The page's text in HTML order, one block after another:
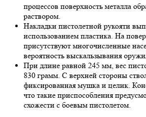
процессов поверхность металла
раствором.
Накладки пистолетной рукояти
использованием пластика. На
присутствуют многочисленные
вероятность выскальзывания
При длине равной 245 мм, вес
830 грамм. С верхней стороны
фиксированная мушка и целик.
что такие приспособления
схожести с боевым пистолетом.